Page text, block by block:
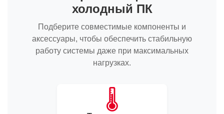
холодный ПК
Подберите совместимые компоненты и
аксессуары, чтобы обеспечить стабильную
работу системы даже при максимальных
нагрузках.
🌡️